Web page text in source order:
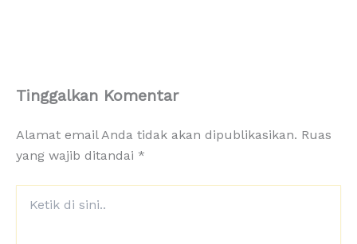
Tinggalkan Komentar
Alamat email Anda tidak akan dipublikasikan. Ruas
yang wajib ditandai *